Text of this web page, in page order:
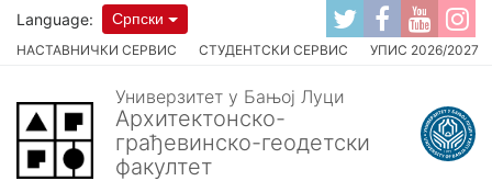
НАСТАВНИЧКИ СЕРВИС СТУДЕНТСКИ СЕРВИС УПИС 2026/2027
Language: Српски
Универзитет у Бањој Луци
Архитектонско-
грађевинско-геодетски
факултет